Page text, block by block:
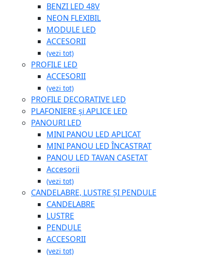
BENZI LED 48V
NEON FLEXIBIL
MODULE LED
ACCESORII
(vezi tot)
PROFILE LED
ACCESORII
(vezi tot)
PROFILE DECORATIVE LED
PLAFONIERE și APLICE LED
PANOURI LED
MINI PANOU LED APLICAT
MINI PANOU LED ÎNCASTRAT
PANOU LED TAVAN CASETAT
Accesorii
(vezi tot)
CANDELABRE, LUSTRE ȘI PENDULE
CANDELABRE
LUSTRE
PENDULE
ACCESORII
(vezi tot)